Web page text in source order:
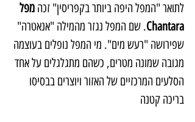
לתואר "המפל היפה ביותר בקפריסין" זכה מפל
Chantara. שם המפל נגזר מהמילה "אנאטרה"
שפירושה "רעש מים". מי המפל נופלים בעוצמה
מגובה שמונה מטרים, כשהם מתגלגלים על אחד
הסלעים המרכזיים של האזור ויוצרים בבסיסו
בריכה קטנה